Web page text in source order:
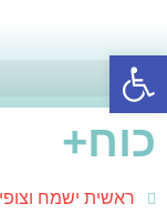
פתח סרגל נגישות
כוח+
ראשית ישמח